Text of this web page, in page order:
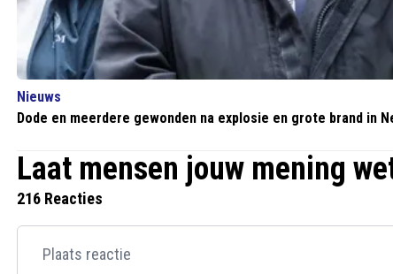
Nieuws
Dode en meerdere gewonden na explosie en grote brand in
Laat mensen jouw mening
216 Reacties